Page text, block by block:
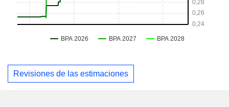
Revisiones de las estimaciones